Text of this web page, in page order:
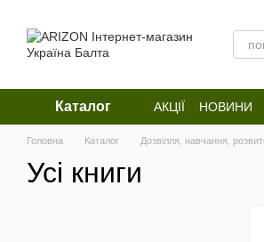
Каталог АКЦІЇ НОВИНИ
Відгуки про
Головна Каталог Дозвілля, навчання,
Усі книги